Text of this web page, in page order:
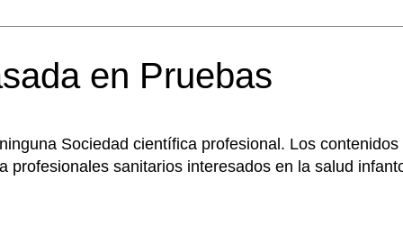
en Pruebas
Sociedad científica profesional. Los
profesionales sanitarios interesados en la salud